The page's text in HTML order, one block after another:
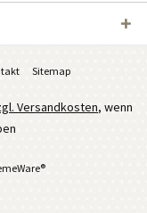
Sitemap
Versandkosten, wenn